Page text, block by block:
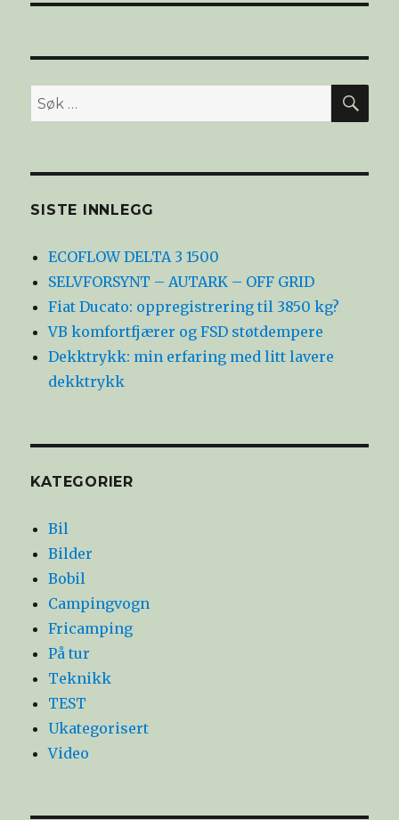
Søk
etter:
SISTE INNLEGG
ECOFLOW DELTA 3 1500
SELVFORSYNT – AUTARK – OFF GRID
Fiat Ducato: oppregistrering til 3850 kg?
VB komfortfjærer og FSD støtdempere
Dekktrykk: min erfaring med litt lavere
dekktrykk
KATEGORIER
Bil
Bilder
Bobil
Campingvogn
Fricamping
På tur
Teknikk
TEST
Ukategorisert
Video